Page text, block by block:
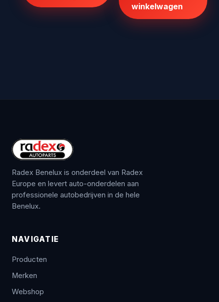
winkelwagen
Radex Benelux is onderdeel van Radex
Europe en levert auto-onderdelen aan
professionele autobedrijven in de hele
Benelux.
NAVIGATIE
Producten
Merken
Webshop